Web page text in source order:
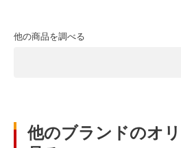
他の商品を調べる
他のブランドのオ